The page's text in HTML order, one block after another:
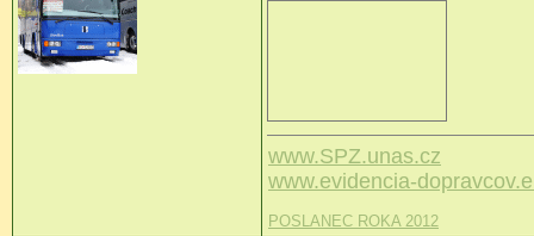
www.SPZ.unas.cz
www.evidencia-
POSLANEC ROKA 2012